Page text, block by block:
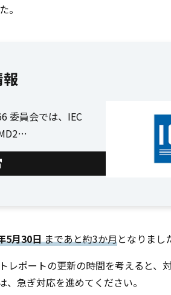
。
委員会では、IEC
5月30日まであと約3か月となりまし
レポートの更新の時間を考えると、
急ぎ対応を進めてください。